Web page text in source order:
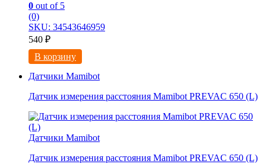
0 out of 5
(0)
SKU: 34543646959
540 ₽
В корзину
Датчики Mamibot
Датчик измерения расстояния Mamibot PREVAC 650 (L)
Датчики Mamibot
Датчик измерения расстояния Mamibot PREVAC 650 (L)